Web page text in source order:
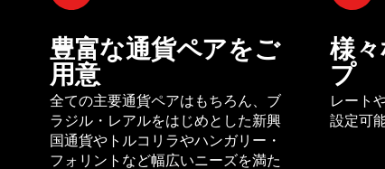
豊富な通貨ペアをご
用意
全ての主要通貨ペアはもちろん、ブ
ラジル・レアルをはじめとした新興
国通貨やトルコリラやハンガリー・
フォリントなど幅広いニーズを満た
様
プ
レート
設定可能